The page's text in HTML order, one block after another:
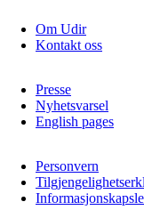
Om Udir
Kontakt oss
Presse
Nyhetsvarsel
English pages
Personvern